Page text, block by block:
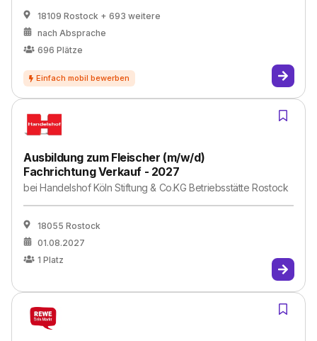
18109 Rostock + 693 weitere
nach Absprache
696 Plätze
Ausbildung zum Fleischer (m/w/d)
Fachrichtung Verkauf - 2027
beiHandelshof Köln Stiftung & Co.KG Betriebsstätte Rostock
18055 Rostock
01.08.2027
1 Platz